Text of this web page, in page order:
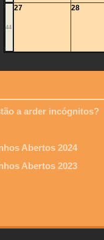
44
27 28
a arder incógnitos?
Abertos 2024
Abertos 2023